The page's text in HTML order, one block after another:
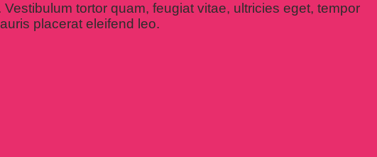
tortor quam, feugiat vitae, ultricies eget, tempor
placerat eleifend leo.